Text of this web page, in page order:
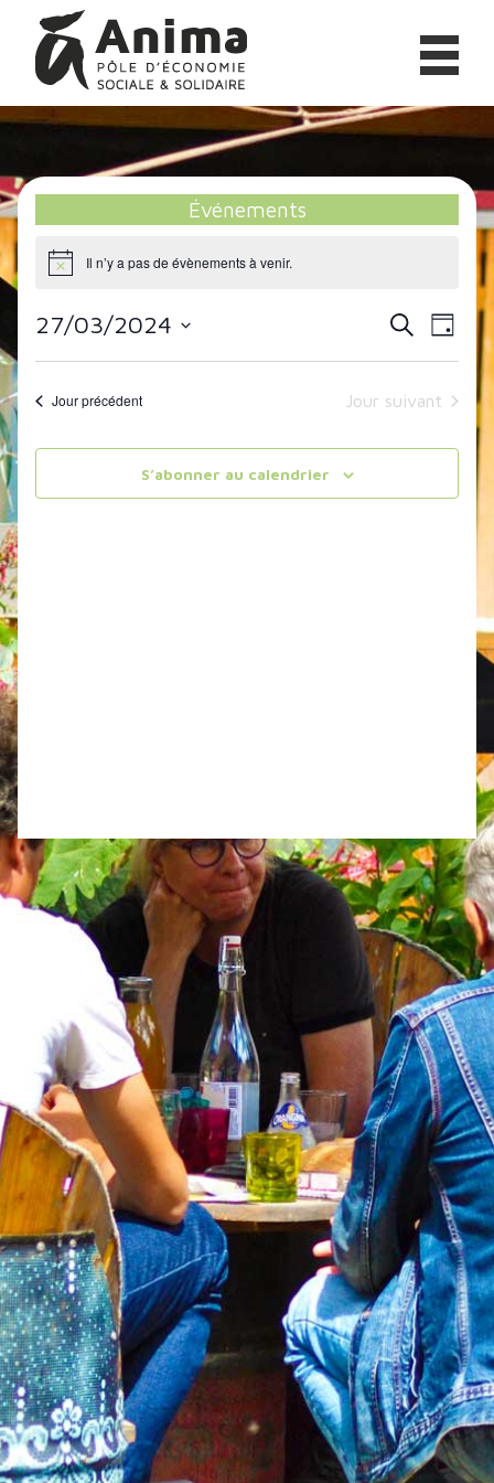
contenu
Anima
Pôle
&
Solidaire
Événements
Il n’y a pas de évènements à venir.
et
de
Recherche
vues
Jour
27/03/2024
date.Jour précédent Jour suivant
S’abonner au calendrier
8 rue des soupirants
62100 Calais
03 21 82 76 73
Les Animés
Évènements